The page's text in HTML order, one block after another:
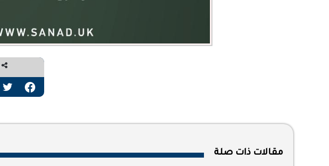
فيسبوك
مقالات ذات صلة